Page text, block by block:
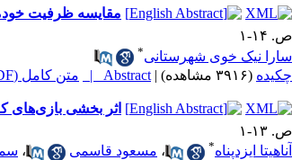
مقایسه ظرفیت
ص. ۱۴-۱
سارا نیک خوی شهرستانی*
چکیده (۳۹۱۶ مشاهده) |
Abstract | متن کامل (PDF)
اثر بخشی بازی‌های
ص. ۱۳-۱
آناهیتا ایزدپناه* ، مسعود قاسمی ،